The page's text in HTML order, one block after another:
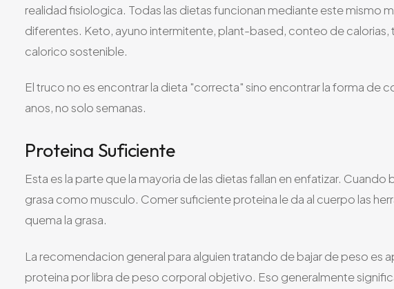
realidad fisiologica. Todas las dietas funcionan mediante este mismo
diferentes. Keto, ayuno intermitente, plant-based, conteo de
calorico sostenible.
El truco no es encontrar la dieta "correcta" sino encontrar la forma de
anos, no solo semanas.
Proteina Suficiente
Esta es la parte que la mayoria de las dietas fallan en enfatizar.
grasa como musculo. Comer suficiente proteina le da al cuerpo las
quema la grasa.
La recomendacion general para alguien tratando de bajar de peso es
proteina por libra de peso corporal objetivo. Eso generalmente